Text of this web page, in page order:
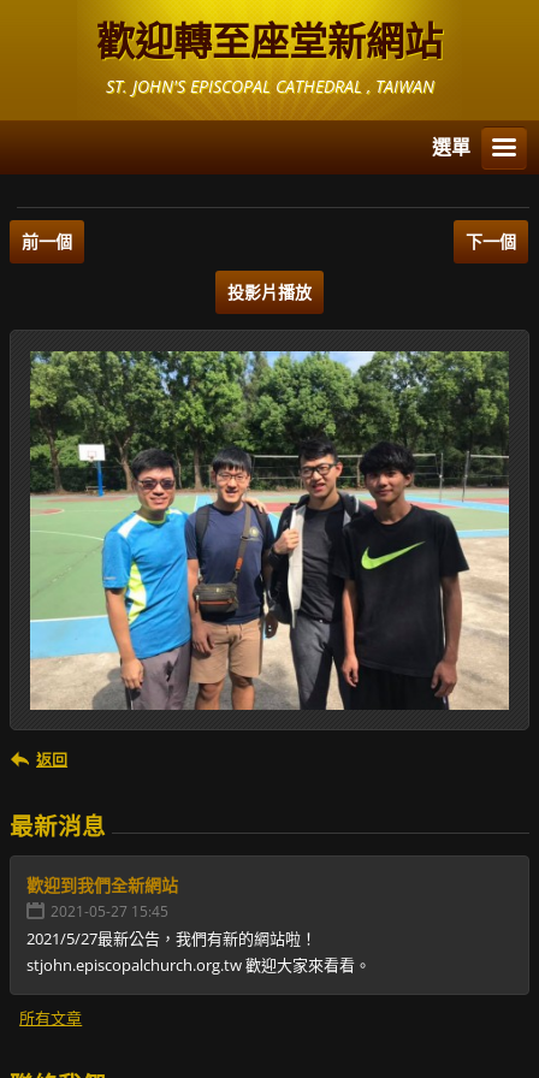
歡迎轉至座堂新網站
ST. JOHN'S EPISCOPAL CATHEDRAL , TAIWAN
選單
前一個 下一個
投影片播放
返回
最新消息
歡迎到我們全新網站
2021-05-27 15:45
2021/5/27最新公告，我們有新的網站啦！
stjohn.episcopalchurch.org.tw 歡迎大家來看看。
所有文章